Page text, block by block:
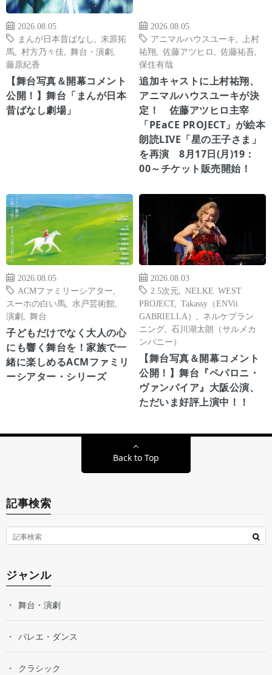
2026.08.05
まんが日本昔ばなし
末原拓
馬
村方乃々佳 舞台・演劇
藤原紀香
【舞台写真＆開幕コメント
公開！】舞台「まんが日本
昔ばなし劇場」
2026.08.05
アニマルハウスユーキ
上村
祐翔
佐藤アツヒロ 佐藤祐吾
保住有哉
追加キャストに上村祐翔、
アニマルハウスユーキが決
定！ 佐藤アツヒロ主宰
「PEaCE PROJECT」が絵本
朗読LIVE「星の王子さま」
を再演 8月17日(月)19：
00～チケット販売開始！
2026.08.05
ACMファミリーシアター
スーホの白い馬
水戸芸術館
演劇
舞台
子どもだけでなく大人の心
にも響く舞台を！家族で一
緒に楽しめるACMファミリ
ーシアター・シリーズ
2026.08.03
2.5次元
NELKE WEST
PROJECT, Takassy（ENVii
GABRIELLA）
ネルケプラン
ニング
石川湖太朗（サルメカ
ンパニー）
【舞台写真＆開幕コメント
公開！】舞台『ペパロニ・
ヴァンパイア』大阪公演、
ただいま好評上演中！！
Back to Top
記事検索
ジャンル
舞台・演劇
バレエ・ダンス
クラシック